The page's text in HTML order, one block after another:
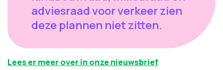
adviesraad voor verkeer zien
deze plannen niet zitten.
Lees er meer over in onze nieuwsbrief